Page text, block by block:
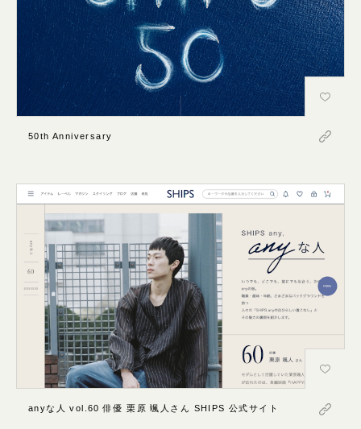
50th Anniversary
anyな人 vol.60 俳優 栗原 颯人さん SHIPS 公式サイト